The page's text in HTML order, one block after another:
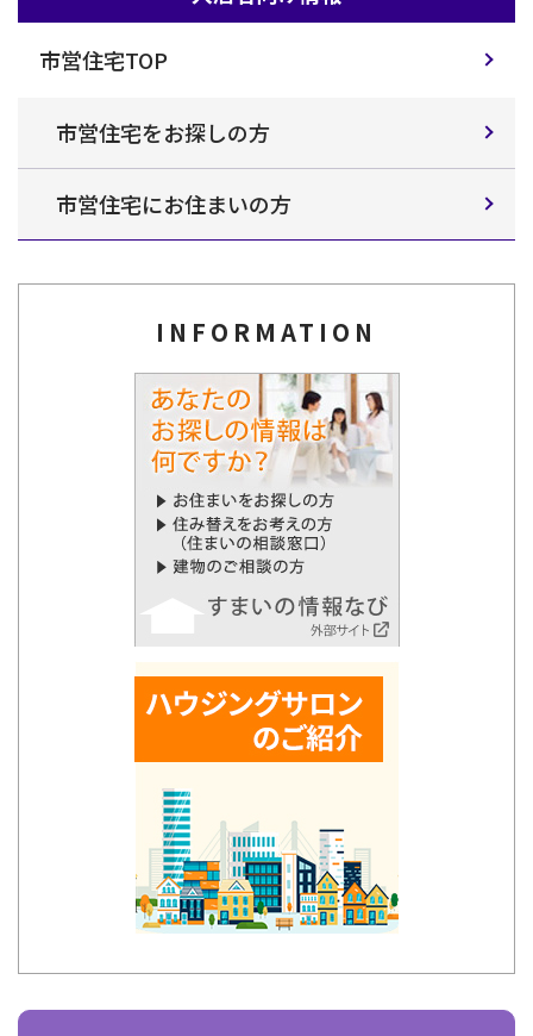
市営住宅TOP
市営住宅をお探しの方
市営住宅にお住まいの方
INFORMATION